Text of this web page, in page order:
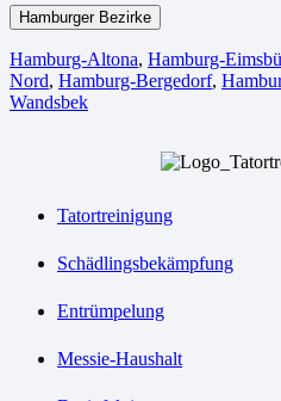
Hamburger Bezirke
Hamburg-Altona, Hamburg-
Nord, Hamburg-Bergedorf,
Wandsbek
Tatortreinigung
Schädlingsbekämpfung
Entrümpelung
Messie-Haushalt